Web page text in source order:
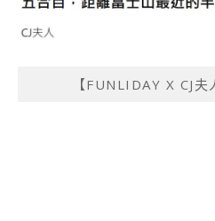
【FUNLIDAY X CJ